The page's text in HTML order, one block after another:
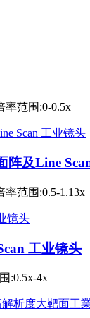
率范围:0-0.5x
阵及Line
率范围:0.5-1.13x
工业镜头
:0.5x-4x